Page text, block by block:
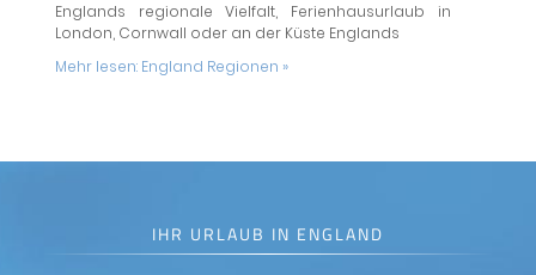
Englands regionale Vielfalt, Ferienhausurlaub in
London, Cornwall oder an der Küste Englands
Mehr lesen: England Regionen »
IHR URLAUB IN ENGLAND